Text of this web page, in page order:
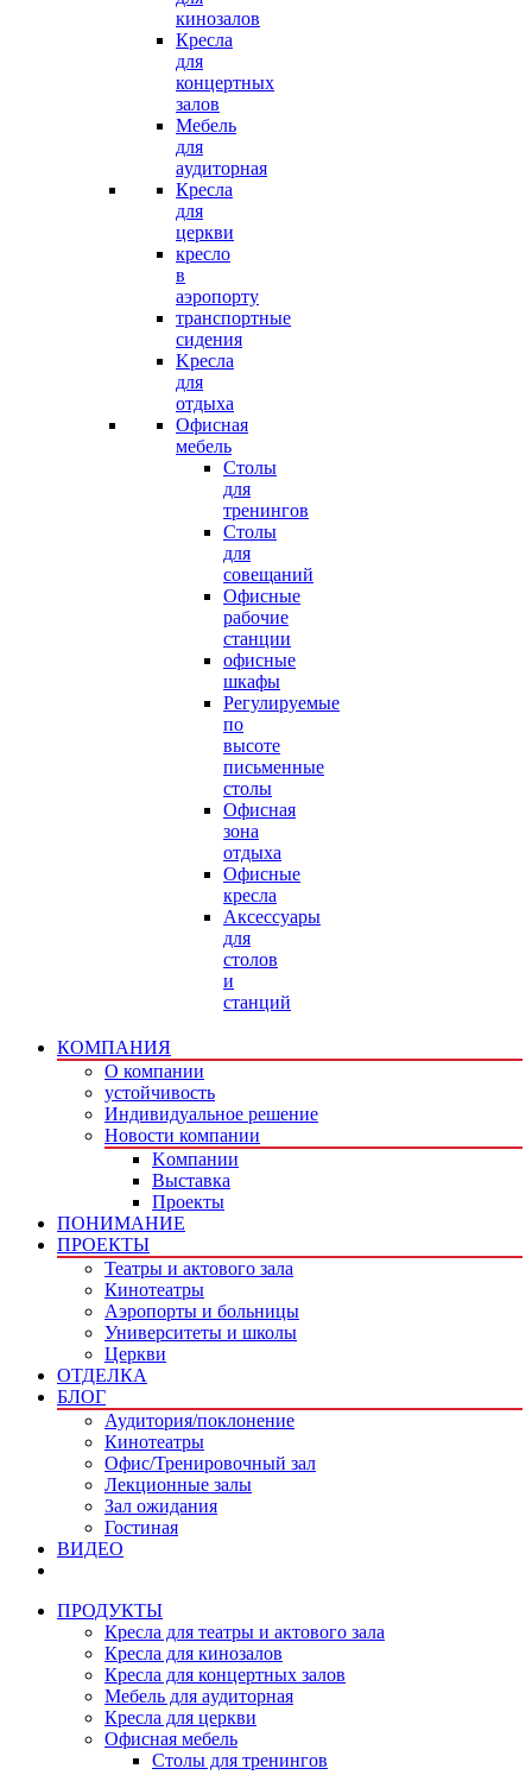
кинозалов
Кресла
для
концертных
залов
Mебель
для
aудиторная
Кресла
для
церкви
кресло
в
аэропорту
транспортные
сидения
Kресла
для
отдыха
Офисная
мебель
Столы
для
тренингов
Cтолы
для
совещаний
Офисные
рабочие
станции
офисные
шкафы
Регулируемые
по
высоте
письменные
столы
Офисная
зона
отдыха
Офисные
кресла
Аксессуары
для
столов
и
станций
КОМПАНИЯ
О компании
устойчивость
Индивидуальное решение
Новости компании
Kомпании
Выставка
Проекты
ПОНИМАНИЕ
ПРОЕКТЫ
Театры и актового зала
Кинотеатры
Аэропорты и больницы
Университеты и школы
Церкви
ОТДЕЛКА
БЛОГ
Аудитория/поклонение
Кинотеатры
Офис/Тренировочный зал
Лекционные залы
Зал ожидания
Гостиная
ВИДЕО
ПРОДУКТЫ
Кресла для театры и актового зала
Кресла для кинозалов
Кресла для концертных залов
Mебель для aудиторная
Кресла для церкви
Офисная мебель
Столы для тренингов